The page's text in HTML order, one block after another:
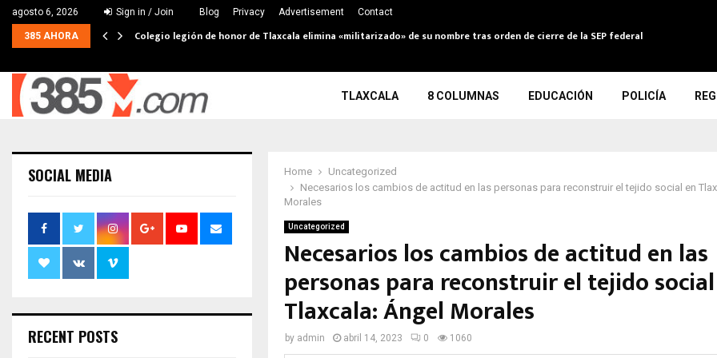
agosto 6, 2026 Sign in / Join Blog Privacy Advertisement Contact
385 AHORA Colegio legión de honor de Tlaxcala elimina «militarizado» de su nombre tras orden de cierre de la SEP federal
TLAXCALA 8 COLUMNAS EDUCACIÓN POLICÍA
Home
Uncategorized
Necesarios los cambios de actitud en las personas para reconstruir el tejido social en
Morales
Uncategorized
Necesarios los cambios de actitud en las
personas para reconstruir el tejido
Tlaxcala: Ángel Morales
by admin abril 14, 2023 0 1060
SOCIAL MEDIA
RECENT POSTS